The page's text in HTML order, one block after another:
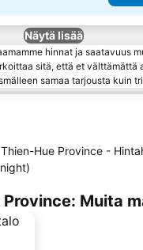
Näytä lisää
hinnat ja saatavuus
sitä, että et välttämättä
samaa tarjousta kuin
Hue Province -
Muita